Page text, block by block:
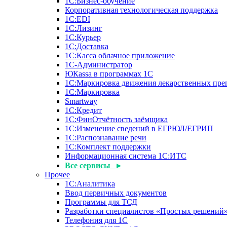
Корпоративная технологическая поддержка
1С:ЕDI
1С:Лизинг
1С:Курьер
1С:Доставка
1С:Касса облачное приложение
1С-Администратор
ЮКаssа в программах 1С
1С:Маркировка движения лекарственных
1С:Маркировка
Smartway
1С:Кредит
1С:ФинОтчётность заёмщика
1С:Изменение сведений в ЕГРЮЛ/ЕГРИП
1С:Распознавание речи
1С:Комплект поддержки
Информационная система 1С:ИТС
Все сервисы ▸
Прочее
1С:Аналитика
Ввод первичных документов
Программы для ТСД
Разработки специалистов «Простых решений»
Телефония для 1С